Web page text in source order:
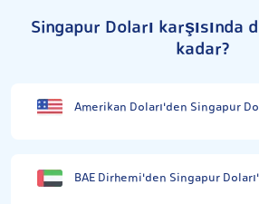
Singapur Doları karşısında
kadar?
Amerikan Doları'den Singapur
BAE Dirhemi'den Singapur